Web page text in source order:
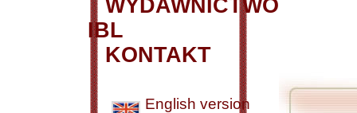
WYDAWNICTWO
IBL
KONTAKT
English version